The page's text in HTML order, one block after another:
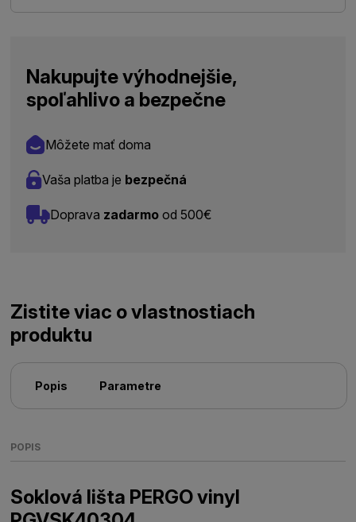
Nakupujte výhodnejšie,
spoľahlivo a bezpečne
Môžete mať doma
Vaša platba je bezpečná
Doprava zadarmo od 500€
Zistite viac o vlastnostiach
produktu
Popis Parametre
POPIS
Soklová lišta PERGO vinyl